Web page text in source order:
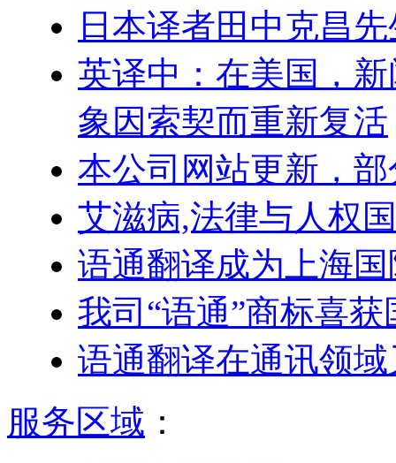
日本译者田中克昌
英译中：在美国，
象因索契而重新复活
本公司网站更新，
艾滋病,法律与人权
语通翻译成为上海
我司“语通”商标喜
语通翻译在通讯领
服务区域 ：